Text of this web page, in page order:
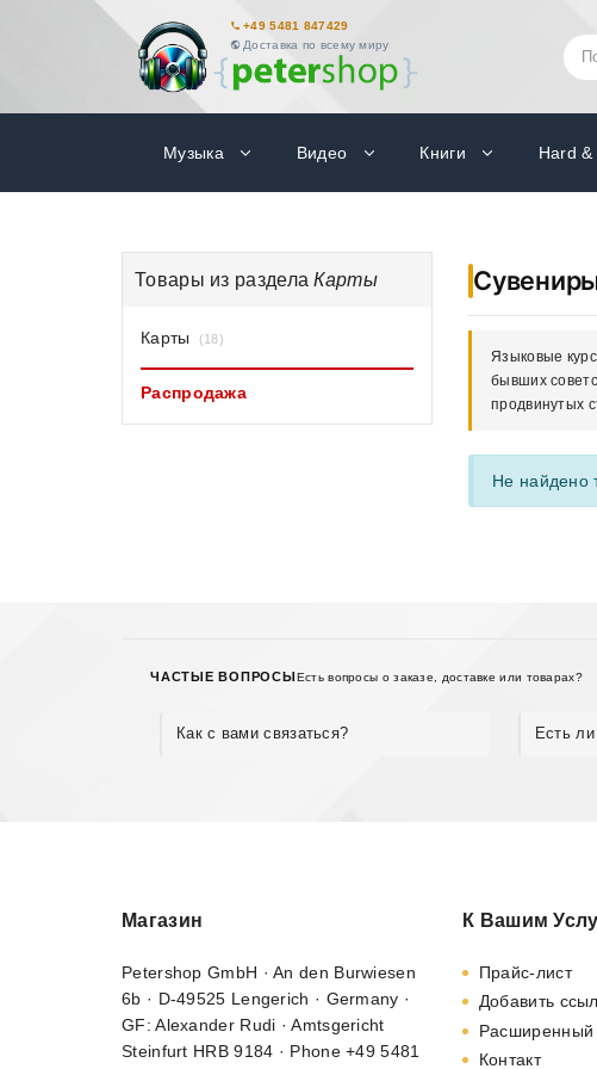
+49 5481 847429
Доставка по всему миру
Музыка Видео Книги Hard
Языковые
бывших
продвинутых
Не найдено
Товары из разделаКарты
Карты (18)
Распродажа
ЧАСТЫЕ ВОПРОСЫЕсть вопросы о заказе, доставке или товарах?
Как с вами связаться? Есть
Магазин
Petershop GmbH · An den Burwiesen
6b · D-49525 Lengerich · Germany ·
GF: Alexander Rudi · Amtsgericht
Steinfurt HRB 9184 · Phone +49 5481
К Вашим
Прайс-лист
Добавить
Расширенный
Контакт